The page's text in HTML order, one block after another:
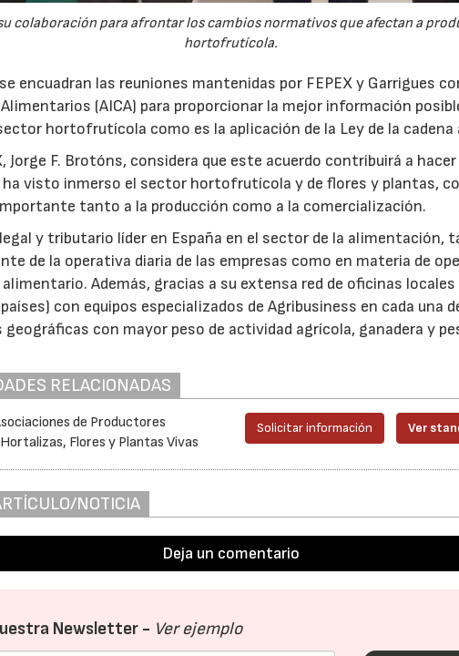
colaboración para afrontar los cambios normativos que afectan a
hortofrutícola.
encuadran las reuniones mantenidas por FEPEX y Garrigues
(AICA) para proporcionar la mejor información
hortofrutícola como es la aplicación de la Ley de la
Jorge F. Brotóns, considera que este acuerdo contribuirá a
ha visto inmerso el sector hortofrutícola y de flores y plantas,
tanto a la producción como a la comercialización.
y tributario líder en España en el sector de la alimentación,
de la operativa diaria de las empresas como en materia de
Además, gracias a su extensa red de oficinas locales
con equipos especializados de Agribusiness en cada una
geográficas con mayor peso de actividad agrícola, ganadera y
RELACIONADAS
de Productores
Flores y Plantas Vivas
Solicitar información Ver
NOTICIA
Deja un comentario
Newsletter - Ver ejemplo
23/07/2026